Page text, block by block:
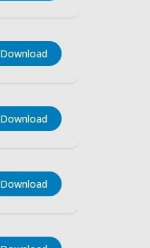
Download
Download
Download